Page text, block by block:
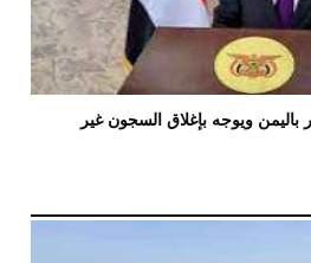
باليمن ويوجه بإغلاق السجون غير